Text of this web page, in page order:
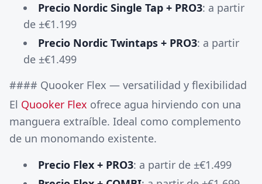
Precio Nordic Single Tap + PRO3: a partir
de ±€1.199
Precio Nordic Twintaps + PRO3: a partir
de ±€1.499
#### Quooker Flex — versatilidad y flexibilidad
El Quooker Flex ofrece agua hirviendo con una
manguera extraíble. Ideal como complemento
de un monomando existente.
Precio Flex + PRO3: a partir de ±€1.499